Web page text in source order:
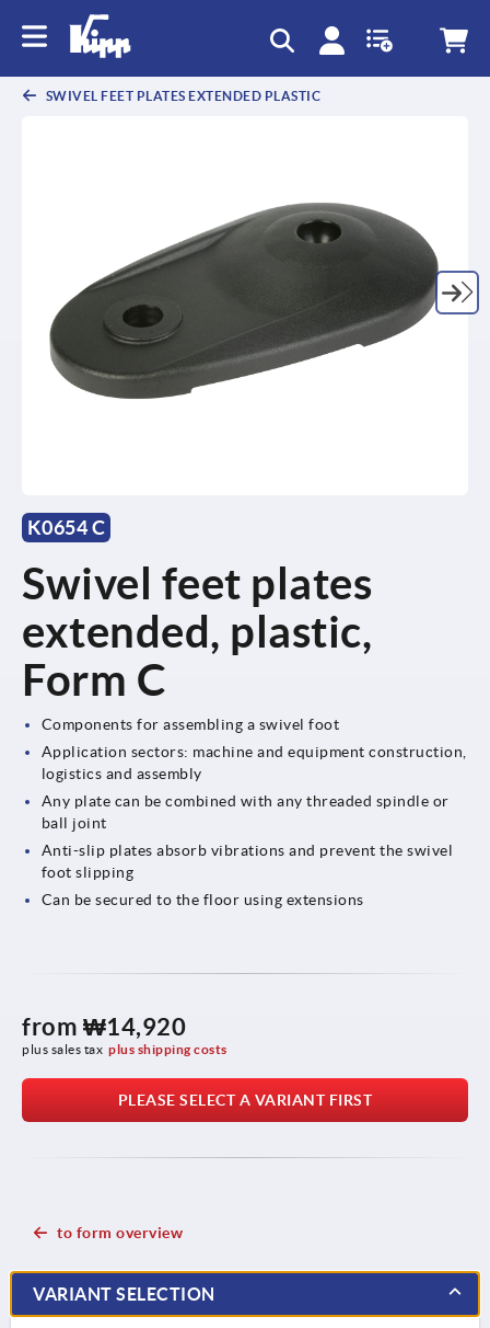
SWIVEL FEET PLATES EXTENDED PLASTIC
K0654 C
Swivel feet plates
extended, plastic,
Form C
Components for assembling a swivel foot
Application sectors: machine and equipment construction,
logistics and assembly
Any plate can be combined with any threaded spindle or
ball joint
Anti-slip plates absorb vibrations and prevent the swivel
foot slipping
Can be secured to the floor using extensions
from ₩14,920
plus sales tax plus shipping costs
PLEASE SELECT A VARIANT FIRST
to form overview
VARIANT SELECTION